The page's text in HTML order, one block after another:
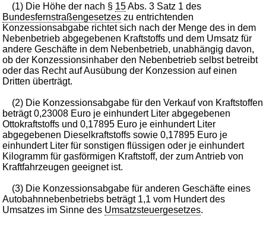
(1) Die Höhe der nach § 15Abs. 3 Satz 1 des
Bundesfernstraßengesetzes zu entrichtenden
Konzessionsabgabe richtet sich nach der Menge des in dem
Nebenbetrieb abgegebenen Kraftstoffs und dem Umsatz für
andere Geschäfte in dem Nebenbetrieb, unabhängig davon,
ob der Konzessionsinhaber den Nebenbetrieb selbst betreibt
oder das Recht auf Ausübung der Konzession auf einen
Dritten überträgt.
(2) Die Konzessionsabgabe für den Verkauf von Kraftstoffen
beträgt 0,23008 Euro je einhundert Liter abgegebenen
Ottokraftstoffs und 0,17895 Euro je einhundert Liter
abgegebenen Dieselkraftstoffs sowie 0,17895 Euro je
einhundert Liter für sonstigen flüssigen oder je einhundert
Kilogramm für gasförmigen Kraftstoff, der zum Antrieb von
Kraftfahrzeugen geeignet ist.
(3) Die Konzessionsabgabe für anderen Geschäfte eines
Autobahnnebenbetriebs beträgt 1,1 vom Hundert des
Umsatzes im Sinne des Umsatzsteuergesetzes.